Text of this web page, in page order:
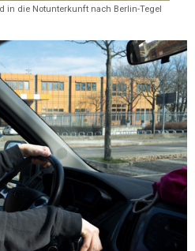
in die Notunterkunft nach Berlin-Tegel